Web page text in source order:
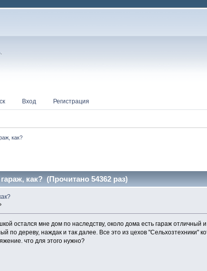
Вход Регистрация
как?
как? (Прочитано 54362 раз)
остался мне дом по наследству, около дома есть гараж отличный
по дереву, наждак и так далее. Все это из цехов "Сельхозтехники"
что для этого нужно?